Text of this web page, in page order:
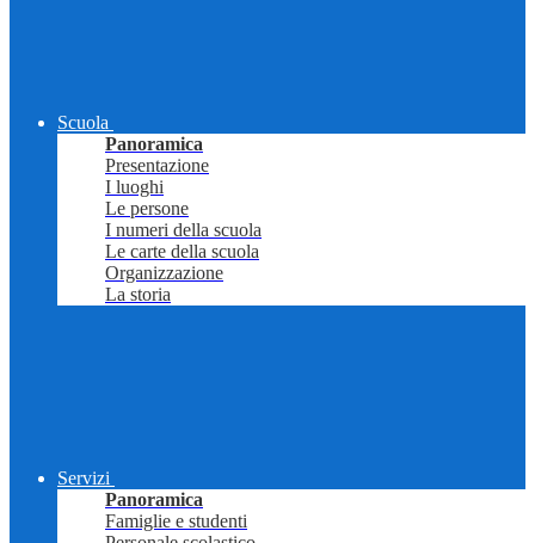
Scuola
Panoramica
Presentazione
I luoghi
Le persone
I numeri della scuola
Le carte della scuola
Organizzazione
La storia
Servizi
Panoramica
Famiglie e studenti